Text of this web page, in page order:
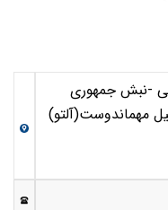
-نبش جمهوری